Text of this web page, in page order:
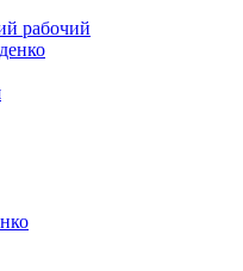
рабочий